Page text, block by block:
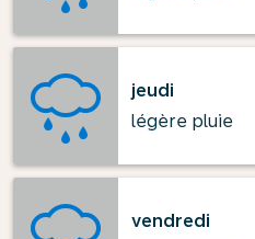
jeudi
légère pluie
vendredi